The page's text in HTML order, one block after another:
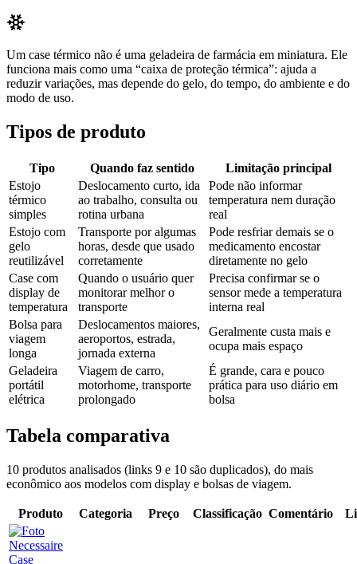
Um case térmico não é uma geladeira de farmácia em miniatura. Ele
funciona mais como uma “caixa de proteção térmica”: ajuda a
reduzir variações, mas depende do gelo, do tempo, do ambiente e do
modo de uso.
Tipos de produto
Tipo Quando faz sentido
Limitação principal
Estojo
térmico
simples
Deslocamento curto, ida
ao trabalho, consulta ou
rotina urbana
Pode não informar
temperatura nem duração
real
Estojo com
gelo
reutilizável
Transporte por algumas
horas, desde que usado
corretamente
Pode resfriar demais se o
medicamento encostar
diretamente no gelo
Case com
display de
temperatura
Quando o usuário quer
monitorar melhor o
transporte
Precisa confirmar se o
sensor mede a temperatura
interna real
Bolsa para
viagem
longa
Deslocamentos maiores,
aeroportos, estrada,
jornada externa
Geralmente custa mais e
ocupa mais espaço
Geladeira
portátil
elétrica
Viagem de carro,
motorhome, transporte
prolongado
É grande, cara e pouco
prática para uso diário em
bolsa
Tabela comparativa
10 produtos analisados (links 9 e 10 são duplicados), do mais
econômico aos modelos com display e bolsas de viagem.
Produto Categoria Preço Classificação Comentário